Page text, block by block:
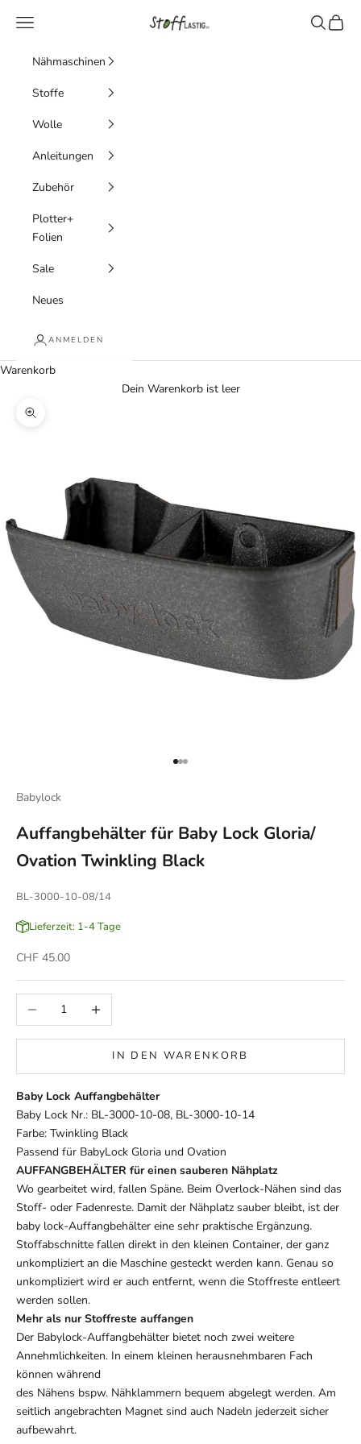
Stofflastig
Menü Suchen
Nähmaschinen
Stoffe
Wolle
Anleitungen
Zubehör
Plotter+
Folien
Sale
Neues
ANMELDEN
Warenkorb
Dein Warenkorb ist leer
Bild vergrößern
Gehe zu Element 1
Gehe zu Element 2
Gehe zu Element 3
Babylock
Auffangbehälter für Baby Lock Gloria/
Ovation Twinkling Black
BL-3000-10-08/14
Lieferzeit: 1-4 Tage
Angebot
CHF 45.00
Anzahl verringernAnzahl erhöhen
IN DEN WARENKORB
Baby Lock Auffangbehälter
Baby Lock Nr.: BL-3000-10-08, BL-3000-10-14
Farbe: Twinkling Black
Passend für BabyLock Gloria und Ovation
AUFFANGBEHÄLTER für einen sauberen Nähplatz
Wo gearbeitet wird, fallen Späne. Beim Overlock-Nähen sind das
Stoff- oder Fadenreste. Damit der Nähplatz sauber bleibt, ist der
baby lock-Auffangbehälter eine sehr praktische Ergänzung.
Stoffabschnitte fallen direkt in den kleinen Container, der ganz
unkompliziert an die Maschine gesteckt werden kann. Genau so
unkompliziert wird er auch entfernt, wenn die Stoffreste entleert
werden sollen.
Mehr als nur Stoffreste auffangen
Der Babylock-Auffangbehälter bietet noch zwei weitere
Annehmlichkeiten. In einem kleinen herausnehmbaren Fach
können während
des Nähens bspw. Nähklammern bequem abgelegt werden. Am
seitlich angebrachten Magnet sind auch Nadeln jederzeit sicher
aufbewahrt.